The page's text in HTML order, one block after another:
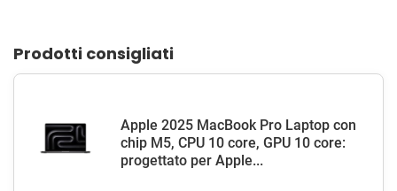
Prodotti consigliati
Apple 2025 MacBook Pro Laptop con
chip M5, CPU 10 core, GPU 10 core:
progettato per Apple...